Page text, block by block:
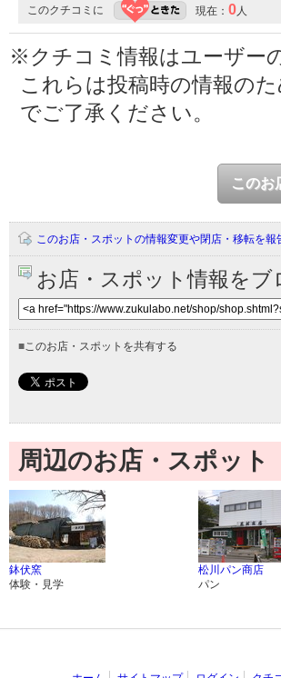
このクチコミに 現在： 0人
※クチコミ情報はユーザー
これらは投稿時の情報の
でご了承ください。
このお
このお店・スポットの情報変更や閉店・移転を報
お店・スポット情報をブ
■このお店・スポットを共有する
周辺のお店・スポット
鉢伏窯
体験・見学
松川パン商店
パン